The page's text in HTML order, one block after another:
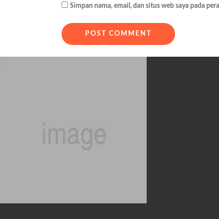
Simpan nama, email, dan situs web saya pada